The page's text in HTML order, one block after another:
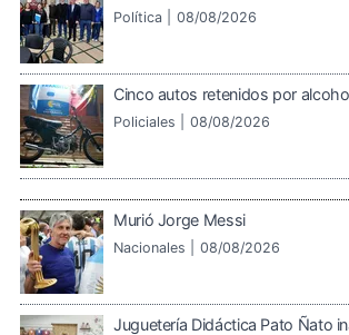
Política | 08/08/2026
Cinco autos retenidos por
Policiales | 08/08/2026
Murió Jorge Messi
Nacionales | 08/08/2026
Juguetería Didáctica Pato Ñato